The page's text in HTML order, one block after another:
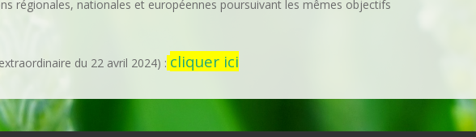
régionales, nationales et européennes poursuivant les mêmes objectifs
du 22 avril 2024) : cliquer ici